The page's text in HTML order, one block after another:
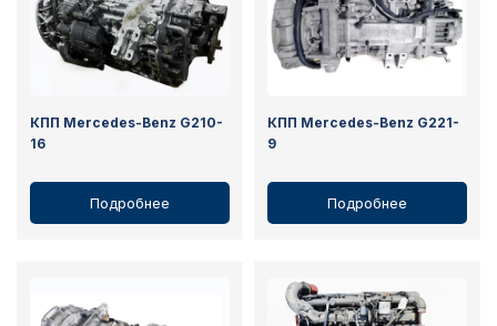
КПП Mercedes-Benz G210-
16
Подробнее
КПП Mercedes-Benz G221-
9
Подробнее